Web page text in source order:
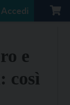
Accedi
e
così